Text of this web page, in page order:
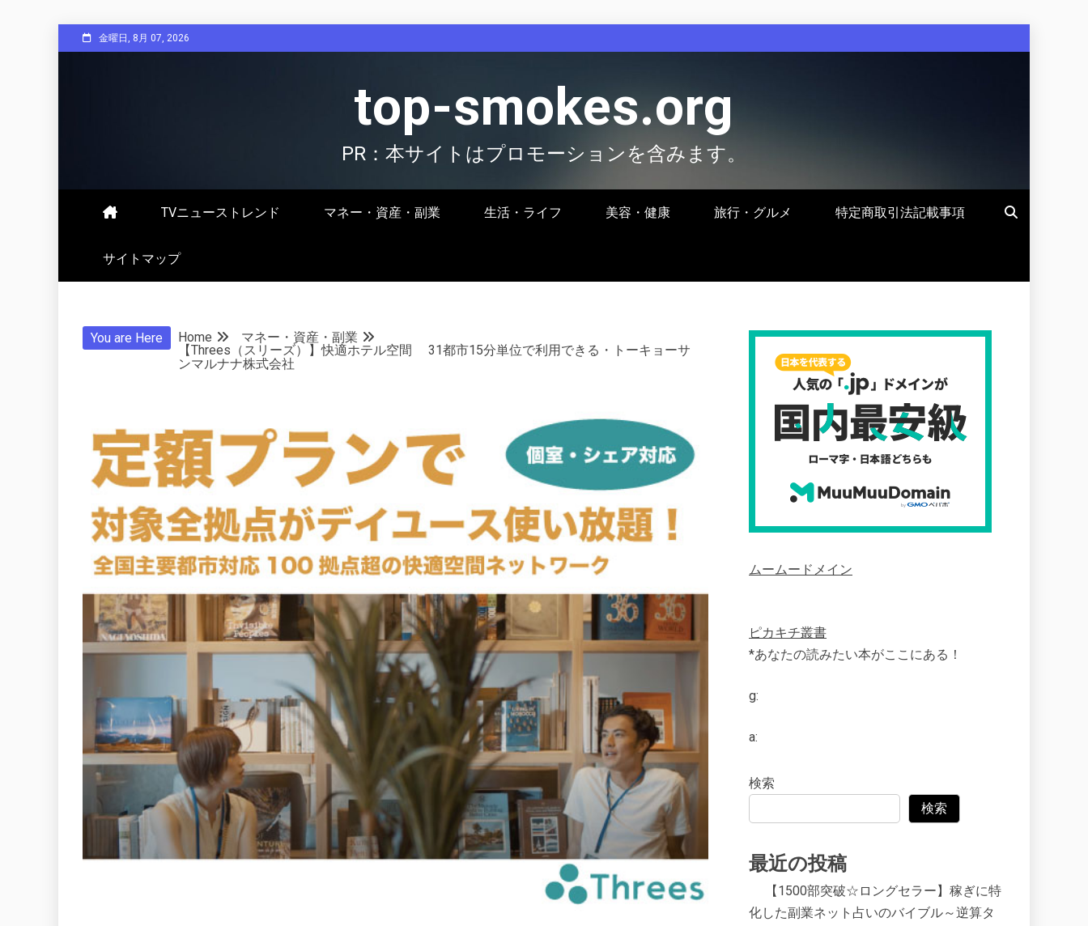
to
金曜日, 8月 07, 2026
top-smokes.org
PR：本サイトはプロモーションを含みます。
TVニューストレンド マネー・資産・副業 生活・ライフ 美容・健康 旅行・グルメ 特定商取引法記載事項
サイトマップ
You are Here Home
マネー・資産・副業
【Threes（スリーズ）】快適ホテル空間 31都市15分単位で利用できる・トーキョーサ
ンマルナナ株式会社
ムームードメイン
ピカキチ叢書
*あなたの読みたい本がここにある！
g:
a:
検索
検索
最近の投稿
【1500部突破☆ロングセラー】稼ぎに特
化した副業ネット占いのバイブル～逆算タ